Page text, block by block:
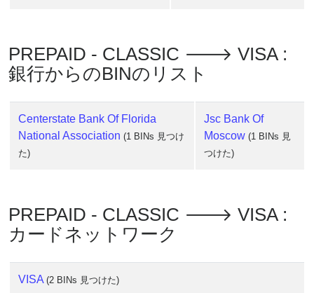
IP
Address
IP
Lookup
IP
Validator
PREPAID - CLASSIC 🡒 VISA :
銀行からのBINのリスト
Centerstate Bank Of Florida
National Association (1 BINs 見つけ
た)
Jsc Bank Of
Moscow (1 BINs 見
つけた)
PREPAID - CLASSIC 🡒 VISA :
カードネットワーク
VISA (2 BINs 見つけた)